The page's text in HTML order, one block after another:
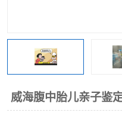
威海腹中胎儿亲子鉴